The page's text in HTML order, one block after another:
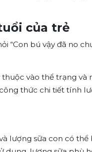
của trẻ
“Con bú vậy đã no
vào thể trạng và
thức chi tiết tính
lượng sữa con có